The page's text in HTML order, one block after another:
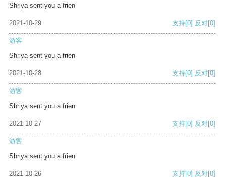
Shriya sent you a frien
2021-10-29 支持[0] 反对[0]
游客
Shriya sent you a frien
2021-10-28 支持[0] 反对[0]
游客
Shriya sent you a frien
2021-10-27 支持[0] 反对[0]
游客
Shriya sent you a frien
2021-10-26 支持[0] 反对[0]